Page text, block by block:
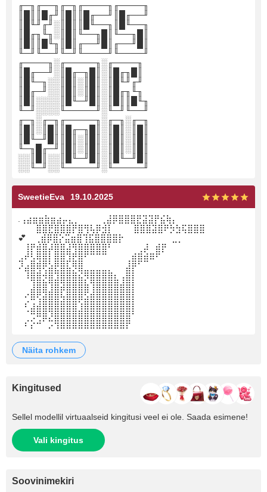
╓─╖╓──╖╓─╖╓────╖╓────╖
║█║║█╓╜║█║║█╓──╜║█╓──╜
║█╙╜╓╜░║█║║█╙──╖║█╙──╖
║█╓╖╙╖░║█║╙──╖█║╙──╖█║
║█║║█╙╖║█║╓──╜█║╓──╜█║
╙─╜╙──╜╙─╜╙────╜╙────╜
╓────╖░╓─────╖░╓────╖
║█╓──╜░║█╓─╖█║░║█╓╖█║
║█╙─╖░░║█║░║█║░║█╙╜╓╜
║█╓─╜░░║█║░║█║░║█╓╖╙╖
║█║░░░░║█╙─╜█║░║█║║█╙╖
╙─╜░░░░╙─────╜░╙─╜╙──╜
╓─╖░╓─╖╓─────╖░╓─╖░╓─╖
║█║░║█║║█╓─╖█║░║█║░║█║
║█╙─╜█║║█║░║█║░║█║░║█║
╙─╖█╓─╜║█║░║█║░║█║░║█║
░░║█║░░║█╙─╜█║░║█╙─╜█║
░░╙─╜░░╙─────╜░╙─────╜
SweetieEva 19.10.2025
.⢠⣴⣶⣶⣷⣶⣴⡤⣄⡀ ⠀⠀⠀⢀⣼⡿⣿⣿⣿⣟⣽⣽⡟⣮⢷⡄
⠀⠀⠀⣿⣿⣟⣿⣿⣿⡟⣿⢻⢧⡿⣺⡇ ⠀⠀⠀⣿⣿⣿⣽⣿⠟⡳⣳⢯⣿⣿⣿⠀⠀⠀⠀⠀⠀ ⠀
💕 ⠀⢀⣾⡿⣿⡕⣭⣶⣿⢹⣯⣿⣿⣿⣿⡗⠀⠀⠀⠀⠀⠀⠀⠀⣀⡀
⠀⢸⡟⣾⣿⡼⣿⣿⣼⢻⣿⣿⣿⣿⣿⠃⠀⠀⠀⠀⢀⡼⠀⣾⡟
⣠⠞⣣⢿⣿⡇⣿⣿⣹⣟⣿⠋⠉⠉⠉⠀⠀⠀⢀⣾⣿⣾⠿⠋
⠜⣴⣿⢿⢟⣵⣟⣿⣧⡻⣿⣀⣀⣀⣀⡀⠀⠀⣼⡟⠁
⠀⠸⣿⣿⡺⣿⣹⣿⣿⣿⣮⡻⣿⣿⣿⣿⣆⢠⣿⡇
⠀⠀⣸⣿⣿⢹⣿⣽⣿⣿⣿⣷⢹⣿⣿⣿⣿⣾⣿⡇
⠀⠔⣿⢟⣽⣿⣿⢧⣿⣿⣿⣫⣾⣿⣿⣿⣿⣿⣿⡇
⠀⠎⣰⣼⣿⣿⣿⣿⣿⣿⢱⣿⣿⣿⣿⣿⣿⣿⣿⡇
⠀⠈⢛⠿⣿⡹⣿⣿⣿⣿⣿⣿⣿⣿⣿⣿⣿⣿⣿⠃⠀⠀⠀⠀
⠀⠎⡕⠚⠁⡩⢻⣿⣿⣿⣿⣿⣿⣿⣿⣿⣿⣿⡟
näita rohkem
Kingitused
Sellel modellil virtuaalseid kingitusi veel ei ole. Saada esimene!
Vali kingitus
Soovinimekiri